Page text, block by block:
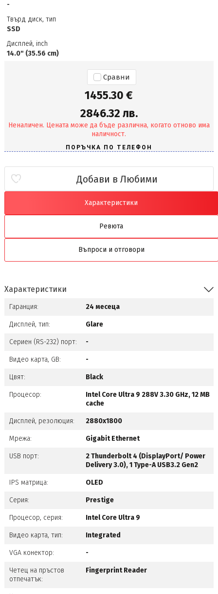
-
Твърд диск, тип
SSD
Дисплей, inch
14.0" (35.56 cm)
Сравни
1455.30 €
2846.32 лв.
Неналичен. Цената може да бъде различна, когато отново има
наличност.
Добави в Любими
Характеристики
Ревюта
Въпроси и отговори
Характеристики
Гаранция: 24 месеца
Дисплей, тип: Glare
Сериен (RS-232) порт: -
Видео карта, GB: -
Цвят: Black
Процесор:
Intel Core Ultra 9 288V 3.30 GHz, 12 MB
cache
Дисплей, резолюция: 2880x1800
Мрежа: Gigabit Ethernet
USB порт:
2 Thunderbolt 4 (DisplayPort/ Power
Delivery 3.0), 1 Type-A USB3.2 Gen2
IPS матрица: OLED
Серия: Prestige
Процесор, серия: Intel Core Ultra 9
Видео карта, тип: Integrated
VGA конектор: -
Четец на пръстов
отпечатък:
Fingerprint Reader